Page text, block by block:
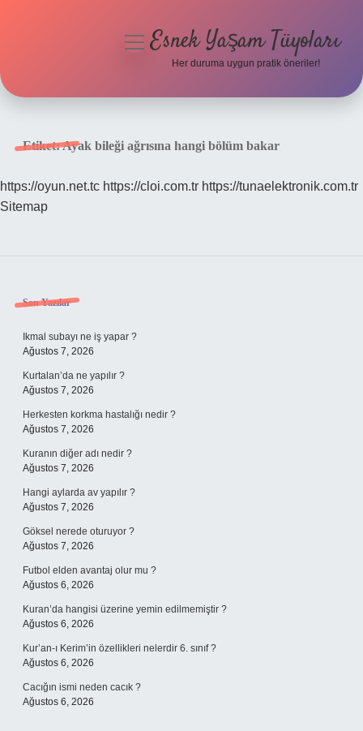
Hakkımızda
menüyüEsnek Yaşam Tüyoları
Her duruma uygun pratik öneriler!
Etiket:Ayak bileği ağrısına hangi bölüm bakar
https://oyun.net.tc https://cloi.com.tr https://tunaelektronik.com.tr
Sitemap
Sidebar
Son Yazılar
Ikmal subayı ne iş yapar ?
Ağustos 7, 2026
Kurtalan’da ne yapılır ?
Ağustos 7, 2026
Herkesten korkma hastalığı nedir ?
Ağustos 7, 2026
Kuranın diğer adı nedir ?
Ağustos 7, 2026
Hangi aylarda av yapılır ?
Ağustos 7, 2026
Göksel nerede oturuyor ?
Ağustos 7, 2026
Futbol elden avantaj olur mu ?
Ağustos 6, 2026
Kuran’da hangisi üzerine yemin edilmemiştir ?
Ağustos 6, 2026
Kur’an-ı Kerim’in özellikleri nelerdir 6. sınıf ?
Ağustos 6, 2026
Cacığın ismi neden cacık ?
Ağustos 6, 2026